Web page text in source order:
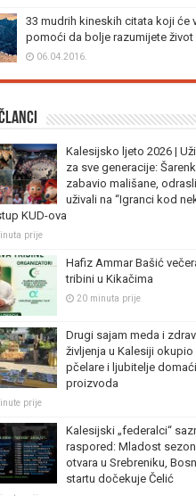
33 mudrih kineskih citata koji će
pomoći da bolje razumijete život
06.04.2016.
Kalesijsko ljeto 2026 |
za sve generacije:
zabavio mališane, odrasli
uživali na “Igranci kod
KUD-ova
prije
Hafiz Ammar Bašić
tribini u Kikačima
20 minuta prije
Drugi sajam meda i
življenja u Kalesiji okupio
pčelare i ljubitelje
proizvoda
prije
Kalesijski „federalci“
raspored: Mladost
otvara u Srebreniku,
startu dočekuje Čelić